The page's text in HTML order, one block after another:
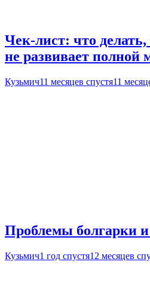
Чек-лист: что делать,
не развивает полной
Кузьмич11 месяцев спустя11
Проблемы болгарки
Кузьмич1 год спустя12 месяцев